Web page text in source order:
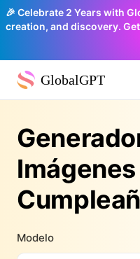
🎉 Celebrate 2 Years with
creation, and discovery. Get
GlobalGPT
Modelo